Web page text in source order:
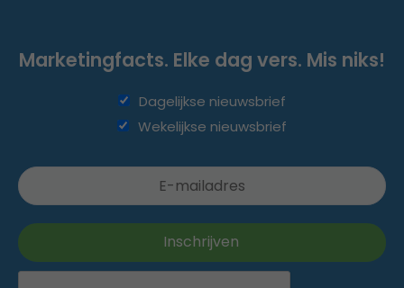
Marketingfacts. Elke dag vers. Mis niks!
Dagelijkse nieuwsbrief
Wekelijkse nieuwsbrief